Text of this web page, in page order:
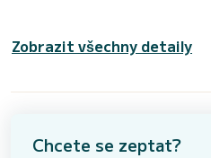
Zobrazit všechny detaily
Chcete se zeptat?